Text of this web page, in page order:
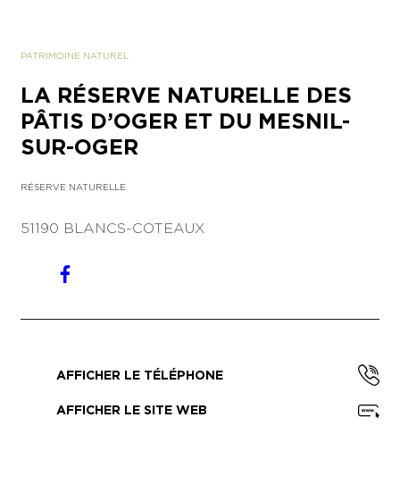
PATRIMOINE NATUREL
LA RÉSERVE NATURELLE DES
PÂTIS D’OGER ET DU MESNIL-
SUR-OGER
RÉSERVE NATURELLE
51190 BLANCS-COTEAUX
AFFICHER LE TÉLÉPHONE
AFFICHER LE SITE WEB